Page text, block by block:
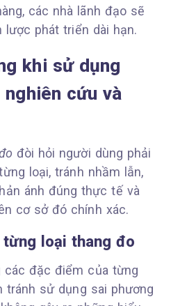
các nhà lãnh đạo sẽ
lược phát triển dài hạn.
khi sử dụng
cứu và
đòi hỏi người dùng phải
loại, tránh nhầm lẫn,
ánh đúng thực tế và
cơ sở đó chính xác.
loại thang đo
các đặc điểm của từng
tránh sử dụng sai phương